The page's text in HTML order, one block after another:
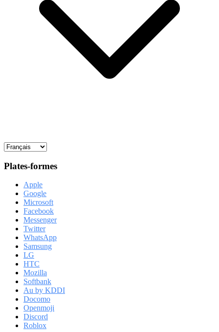
Plates-formes
Apple
Google
Microsoft
Facebook
Messenger
Twitter
WhatsApp
Samsung
LG
HTC
Mozilla
Softbank
Au by KDDI
Docomo
Openmoji
Discord
Roblox